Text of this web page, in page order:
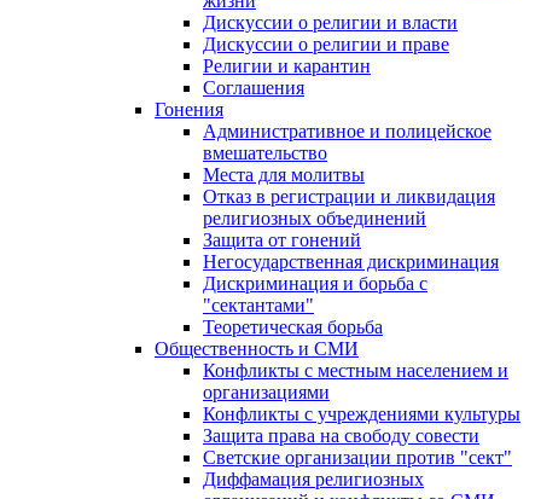
Дискуссии о религии и власти
Дискуссии о религии и праве
Религии и карантин
Соглашения
Гонения
Административное и полицейское
вмешательство
Места для молитвы
Отказ в регистрации и ликвидация
религиозных объединений
Защита от гонений
Негосударственная дискриминация
Дискриминация и борьба с
"сектантами"
Теоретическая борьба
Общественность и СМИ
Конфликты с местным населением и
организациями
Конфликты с учреждениями культуры
Защита права на свободу совести
Светские организации против "сект"
Диффамация религиозных